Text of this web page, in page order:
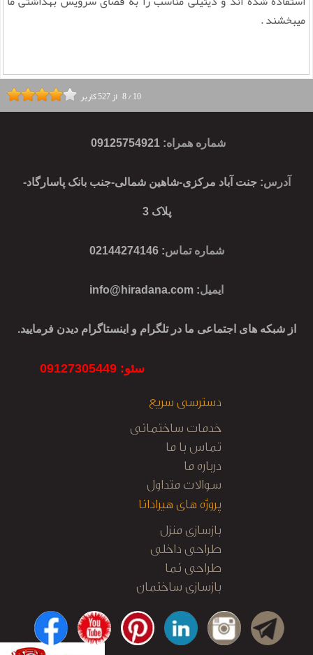
میبخشند .
8/10 از527کاربر
شماره همراه:
09125754921
آدرس: جنت آباد مرکزی-شاهین شمالی-جنب بانک پاسارگاد-
پلاک 3
شماره تماس: 02144274146
ایمیل:
info@hiradana.com
از شبکه های اجتماعی ما در تلگرام و اینستاگرام دیدن فرمایید.
سئو: 09127305449
دسترسی سریع
خدمات ساختمانی
تماس با ما
درباره ما
سوالات متداول
پروژه های هیرادانا
بازسازی منزل
طراحی داخلی
طراحی نما
بازسازی ساختمان
کابینت آشپزخانه
نظارت و اجرا